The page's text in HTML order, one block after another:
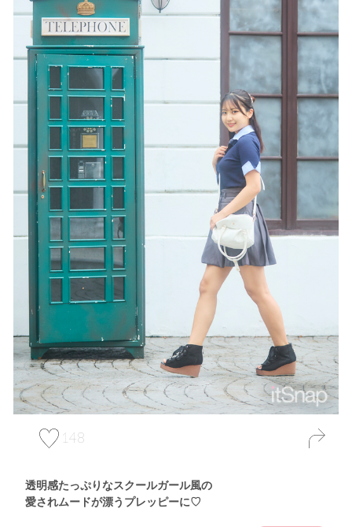
148
透明感たっぷりなスクールガール風の
愛されムードが漂うプレッピーに♡